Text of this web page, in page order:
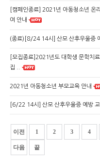
[캠페인종료] 2021년 아동청소년 온
여 안내
(종료)[8/24 14시] 산모 산후우울증
[모집종료]2021년도 대학생 문학치
집 ..
2021년 아동청소년 부모교육 안내
[6/22 14시] 산모 산후우울증 예방
이전 1 2 3 4
다음 끝